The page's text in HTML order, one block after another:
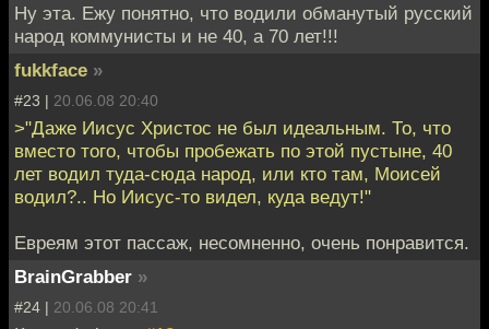
Ну эта. Ежу понятно, что водили обманутый русский
народ коммунисты и не 40, а 70 лет!!!
fukkface »
#23 | 20.06.08 20:40
>"Даже Иисус Христос не был идеальным. То, что
вместо того, чтобы пробежать по этой пустыне, 40
лет водил туда-сюда народ, или кто там, Моисей
водил?.. Но Иисус-то видел, куда ведут!"
Евреям этот пассаж, несомненно, очень понравится.
BrainGrabber »
#24 | 20.06.08 20:41